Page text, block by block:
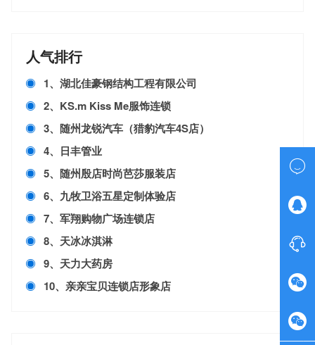
人气排行
1、湖北佳豪钢结构工程有限公司
2、KS.m Kiss Me服饰连锁
3、随州龙锐汽车（猎豹汽车4S店）
4、日丰管业
5、随州殷店时尚芭莎服装店
6、九牧卫浴五星定制体验店
7、军翔购物广场连锁店
8、天冰冰淇淋
9、天力大药房
10、亲亲宝贝连锁店形象店




